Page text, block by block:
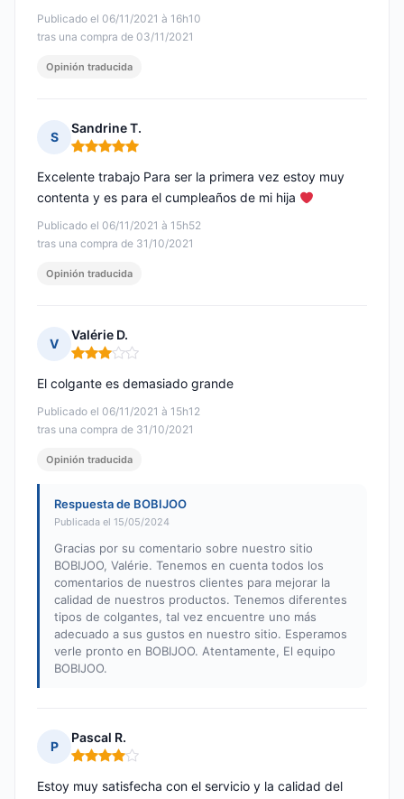
Publicado el 06/11/2021 à 16h10
tras una compra de 03/11/2021
Opinión traducida
S
Sandrine T.
Nota: 5 de 5
Publicado el 06/11/2021 à 15h52
tras una compra de 31/10/2021
Excelente trabajo Para ser la primera vez estoy muy
contenta y es para el cumpleaños de mi hija
Opinión traducida
V
Valérie D.
Nota: 3 de 5
Publicado el 06/11/2021 à 15h12
tras una compra de 31/10/2021
El colgante es demasiado grande
Opinión traducida
Respuesta de BOBIJOO
Publicada el 15/05/2024
Gracias por su comentario sobre nuestro sitio
BOBIJOO, Valérie. Tenemos en cuenta todos los
comentarios de nuestros clientes para mejorar la
calidad de nuestros productos. Tenemos diferentes
tipos de colgantes, tal vez encuentre uno más
adecuado a sus gustos en nuestro sitio. Esperamos
verle pronto en BOBIJOO. Atentamente, El equipo
BOBIJOO.
P
Pascal R.
Nota: 4 de 5
Estoy muy satisfecha con el servicio y la calidad del